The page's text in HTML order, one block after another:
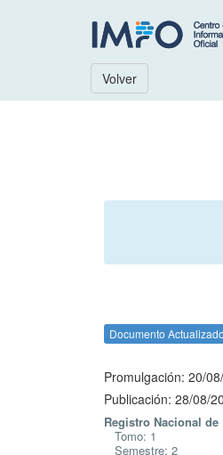
Volver
Documento Actualizado
Promulgación: 20/
Publicación: 28/08/
Registro Nacional de
Tomo: 1
Semestre: 2